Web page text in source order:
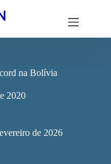
na Bolívia
2020
de 2026